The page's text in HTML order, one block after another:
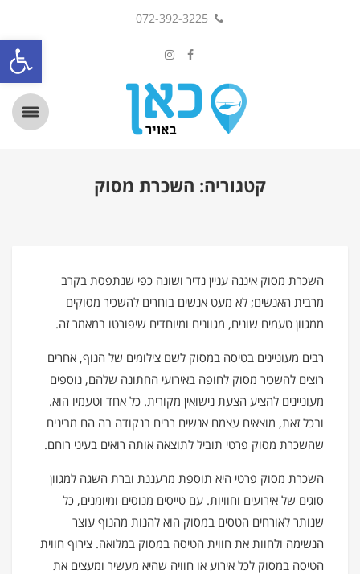
פתח
072-392-3225
קטגוריה: השכרת מסוק
השכרת מסוק איננה עניין נדיר ושונה כפי שנתפסת בקרב
מרבית האנשים; לא מעט אנשים בוחרים להשכיר מסוקים
ממגוון טעמים שונים, מגוונים ומיוחדים שיפורטו במאמר זה.
רבים מעוניינים בטיסה במסוק לשם צילומים של הנוף, אחרים
רוצים להשכיר מסוק לחופה באירועי החתונה שלהם, נוספים
מעוניינים להציע הצעת נישואין מקורית. כל אחד וטעמיו הוא.
ובכל זאת, מוצאים עצמם אנשים רבים בנקודה בה הם מבינים
שהשכרת מסוק פרטי תוביל לתוצאה אותה רואים בעיני רוחם.
השכרת מסוק פרטי היא תוספת מרעננת וברת השגה למגוון
סוגים של אירועים וחוויות. עם טייסים מנוסים ומיומנים, כל
שנותר לאורחים הטסים במסוק הוא להנות מהנוף עוצר
הנשימה ולחוות את חווית הטיסה במסוק במלואה. צירוף חווית
הטיסה במסוק לכל אירוע או חוויה שהיא מעשיר ומעצים את